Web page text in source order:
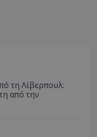
τη Λίβερπουλ:
από την